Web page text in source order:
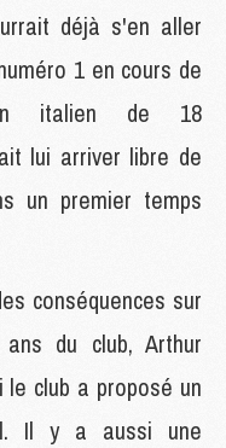
déjà s'en aller
1 en cours de
italien de 18
lui arriver libre de
un premier temps
conséquences sur
du club, Arthur
le club a proposé un
Il y a aussi une